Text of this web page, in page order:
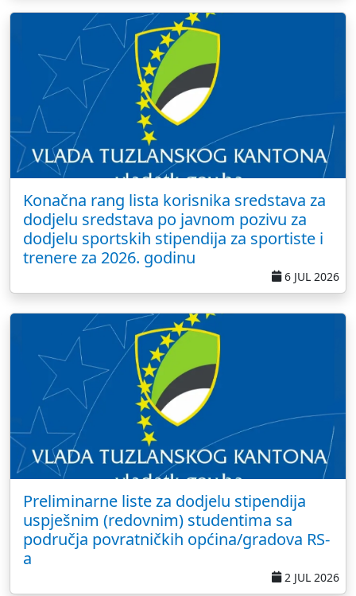
Konačna rang lista korisnika sredstava za
dodjelu sredstava po javnom pozivu za
dodjelu sportskih stipendija za sportiste i
trenere za 2026. godinu
6 JUL 2026
Preliminarne liste za dodjelu stipendija
uspješnim (redovnim) studentima sa
područja povratničkih općina/gradova RS-
a
2 JUL 2026